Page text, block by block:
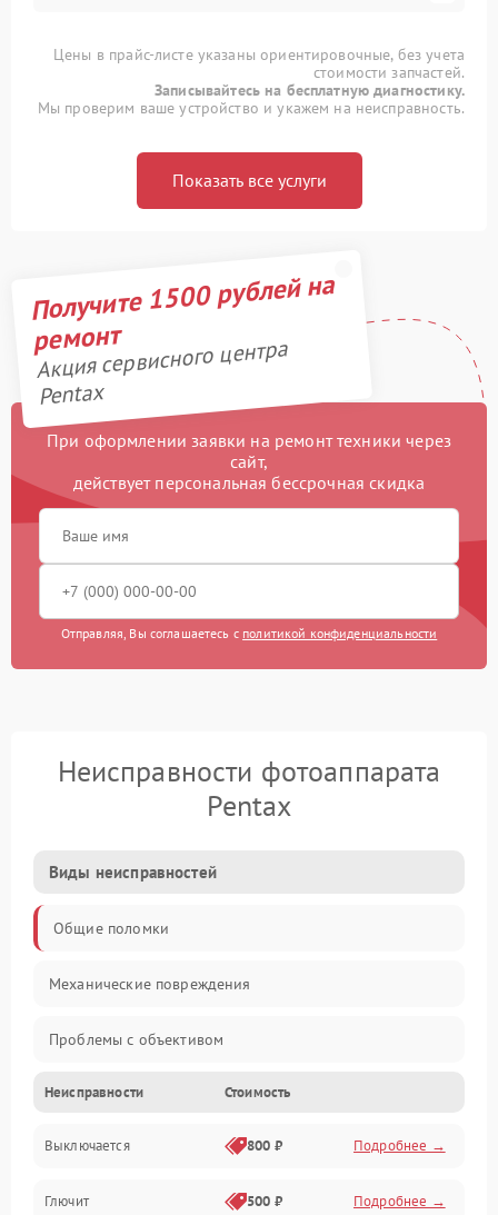
Цены в прайс-листе указаны ориентировочные, без учета
стоимости запчастей.
Записывайтесь на бесплатную диагностику.
Мы проверим ваше устройство и укажем на неисправность.
Показать все услуги
Получите 1500 рублей на
ремонт
Акция сервисного центра
Pentax
При оформлении заявки на ремонт техники через
сайт,
действует персональная бессрочная скидка
Отправляя, Вы соглашаетесь с политикой конфиденциальности
Неисправности фотоаппарата
Pentax
Виды неисправностей
Общие поломки
Механические повреждения
Проблемы с объективом
Электронные ошибки
Механические проблемы
Матрица и оптика
Неисправности Стоимость
Выключается 800 ₽ Подробнее →
Глючит 500 ₽ Подробнее →